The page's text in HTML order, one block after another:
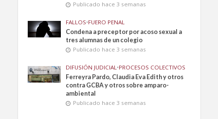
Publicado hace 3 semanas
FALLOS•FUERO PENAL
Condena a preceptor por acoso sexual a
tres alumnas de un colegio
Publicado hace 3 semanas
DIFUSIÓN JUDICIAL•PROCESOS COLECTIVOS
Ferreyra Pardo, Claudia Eva Edith y otros
contra GCBA y otros sobre amparo-
ambiental
Publicado hace 3 semanas